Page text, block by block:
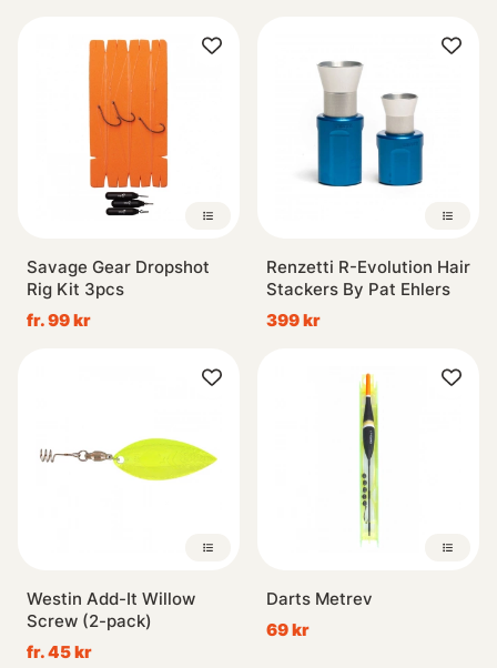
Savage Gear Dropshot
Rig Kit 3pcs
fr. 99 kr
Renzetti R-Evolution Hair
Stackers By Pat Ehlers
399 kr
Westin Add-It Willow
Screw (2-pack)
fr. 45 kr
Darts Metrev
69 kr